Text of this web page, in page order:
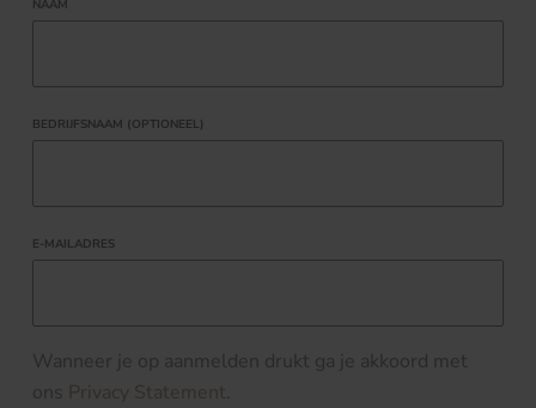
NAAM
BEDRIJFSNAAM (OPTIONEEL)
E-MAILADRES
Wanneer je op aanmelden drukt ga je akkoord met
ons Privacy Statement.